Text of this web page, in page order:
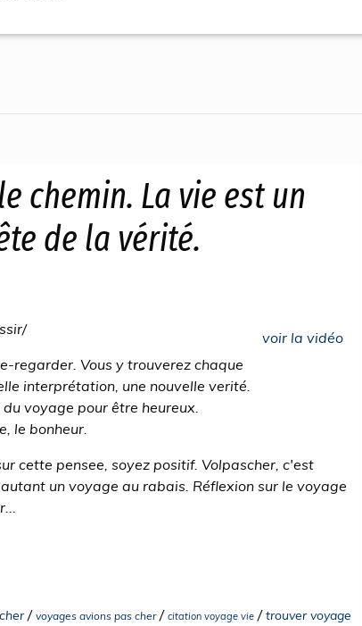
chemin. La vie est un
de la vérité.
voir la vidéo
regarder. Vous y trouverez chaque
interprétation, une nouvelle verité.
voyage pour être heureux.
le bonheur.
cette pensee, soyez positif. Volpascher, c'est
un voyage au rabais. Réflexion sur le voyage
/ voyages avions pas cher/ citation voyage vie /trouver voyage